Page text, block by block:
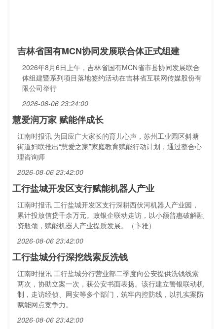
吉林省国有MCN协同发展联合体正式组建
2026年8月6日上午，吉林省国有MCN省市县协同发展联合
体组建暨系列项目落地签约活动在吉林省互联网传媒股份有
限公司举行
2026-08-06 23:24:00
慧爱润万家 赋能伴成长
江南时报讯 为回应广大家长的育儿心声，苏州工业园区斜塘
街道妇联推出“慧爱之家”家庭教育赋能行动计划，通过整合心
理咨询师
2026-08-06 23:42:00
工行盐城开发区支行赋能机器人产业
江南时报讯 工行盐城开发区支行深耕西伏河机器人产业园，
累计投放信贷千余万元。政银企联动走访，以小额普惠破解融
资瓶颈，赋能机器人产业提质发展。（卞雅）
2026-08-06 23:42:00
工行盐城分行深挖线索反洗钱
江南时报讯 工行盐城分行营业部二季度向公安提供洗钱线索
两次，协助立案一次，获公安书面表扬。该行建立警银联动机
制，走访经侦、网安等多个部门，筑牢内控防线，以扎实案防
赋能网点竞争力。
2026-08-06 23:42:00